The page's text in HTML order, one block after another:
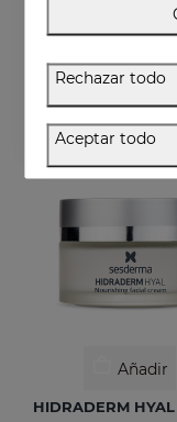
Añadir
Rechazar todo
Aceptar todo